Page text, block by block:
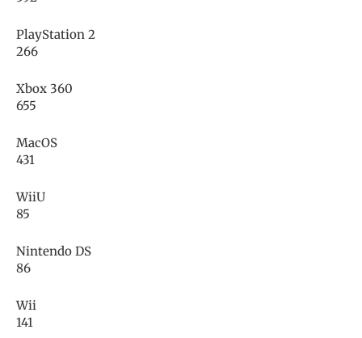
PlayStation 2
266
Xbox 360
655
MacOS
431
WiiU
85
Nintendo DS
86
Wii
141